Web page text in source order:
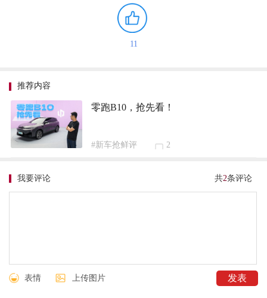
11
推荐内容
零跑B10，抢先看！
#新车抢鲜评 2
共2条评论
我要评论
表情 上传图片